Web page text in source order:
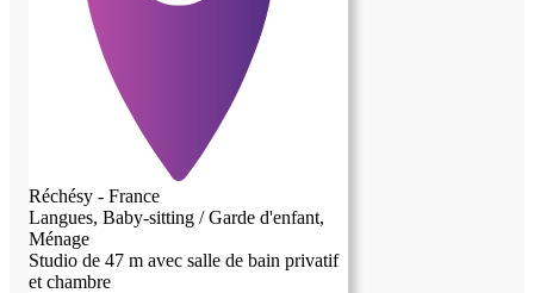
Réchésy - France
Langues, Baby-sitting / Garde d'enfant,
Ménage
Studio de 47 m avec salle de bain privatif
et chambre